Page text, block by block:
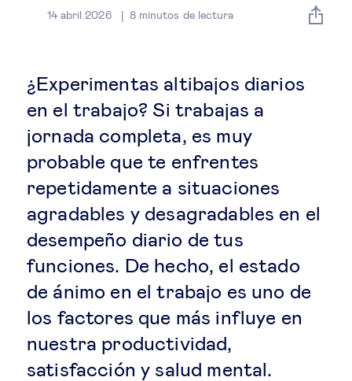
Mujeres & negocios
Innovación y tecnología
Cambio tecnológico &
transformación digital
Datos & ciencias del comportamiento
Educación del futuro
Emprendimiento
14 abril 2026 8minutos de lectura
¿Experimentas altibajos diarios
en el trabajo? Si trabajas a
jornada completa, es muy
probable que te enfrentes
repetidamente a situaciones
agradables y desagradables en el
desempeño diario de tus
funciones. De hecho, el estado
de ánimo en el trabajo es uno de
los factores que más influye en
nuestra productividad,
satisfacción y salud mental.